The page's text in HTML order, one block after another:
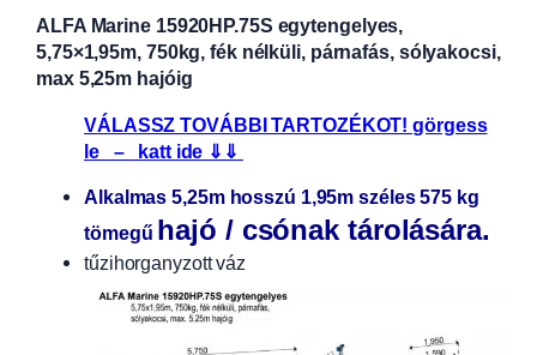
ALFA Marine 15920HP.75S egytengelyes,
5,75×1,95m, 750kg, fék nélküli, párnafás, sólyakocsi,
max 5,25m hajóig
VÁLASSZ TOVÁBBI TARTOZÉKOT! görgess
le – katt ide ⇓⇓
Alkalmas 5,25m hosszú 1,95m széles 575 kg
tömegű hajó / csónak tárolására.
tűzihorganyzott váz